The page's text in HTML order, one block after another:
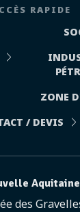
RAPIDE
ZONE
/ DEVIS
des